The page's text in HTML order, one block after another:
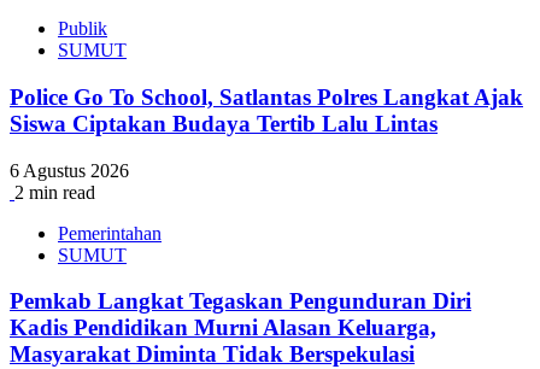
Publik
SUMUT
Police Go To School, Satlantas Polres Langkat Ajak
Siswa Ciptakan Budaya Tertib Lalu Lintas
6 Agustus 2026
2 min read
Pemerintahan
SUMUT
Pemkab Langkat Tegaskan Pengunduran Diri
Kadis Pendidikan Murni Alasan Keluarga,
Masyarakat Diminta Tidak Berspekulasi